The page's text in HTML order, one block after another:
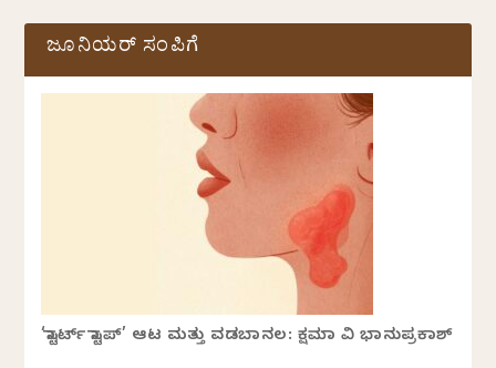
ಜೂನಿಯರ್ ಸಂಪಿಗೆ
‘ಸ್ಟಾರ್ಟ್ ಸ್ಟಾಪ್’ ಆಟ ಮತ್ತು ವಡಬಾನಲ: ಕ್ಷಮಾ ವಿ ಭಾನುಪ್ರಕಾಶ್